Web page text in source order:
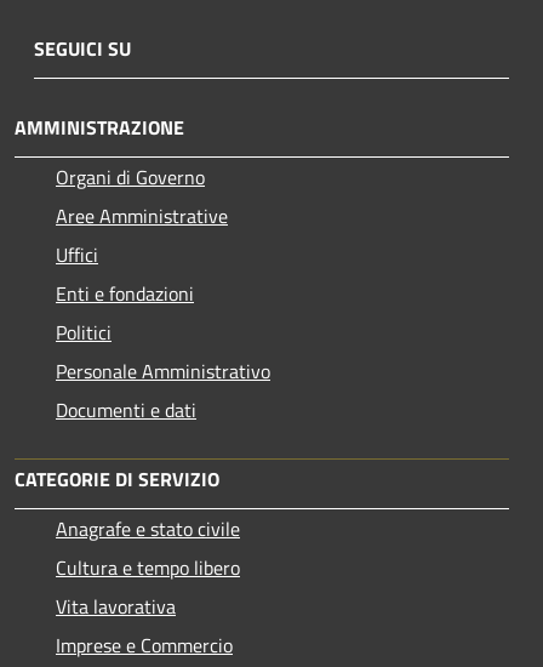
SEGUICI SU
AMMINISTRAZIONE
Organi di Governo
Aree Amministrative
Uffici
Enti e fondazioni
Politici
Personale Amministrativo
Documenti e dati
CATEGORIE DI SERVIZIO
Anagrafe e stato civile
Cultura e tempo libero
Vita lavorativa
Imprese e Commercio